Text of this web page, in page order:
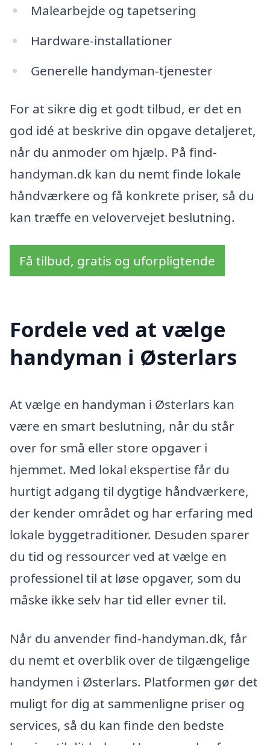
Malearbejde og tapetsering
Hardware-installationer
Generelle handyman-tjenester
For at sikre dig et godt tilbud, er det en
god idé at beskrive din opgave detaljeret,
når du anmoder om hjælp. På find-
handyman.dk kan du nemt finde lokale
håndværkere og få konkrete priser, så du
kan træffe en velovervejet beslutning.
Få tilbud, gratis og uforpligtende
Fordele ved at vælge
handyman i Østerlars
At vælge en handyman i Østerlars kan
være en smart beslutning, når du står
over for små eller store opgaver i
hjemmet. Med lokal ekspertise får du
hurtigt adgang til dygtige håndværkere,
der kender området og har erfaring med
lokale byggetraditioner. Desuden sparer
du tid og ressourcer ved at vælge en
professionel til at løse opgaver, som du
måske ikke selv har tid eller evner til.
Når du anvender find-handyman.dk, får
du nemt et overblik over de tilgængelige
handymen i Østerlars. Platformen gør det
muligt for dig at sammenligne priser og
services, så du kan finde den bedste